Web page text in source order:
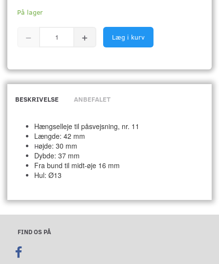
På lager
Læg i kurv
BESKRIVELSE ANBEFALET
Hængselleje til påsvejsning, nr. 11
Længde: 42 mm
Højde: 30 mm
Dybde: 37 mm
Fra bund til midt-øje 16 mm
Hul: Ø13
FIND OS PÅ